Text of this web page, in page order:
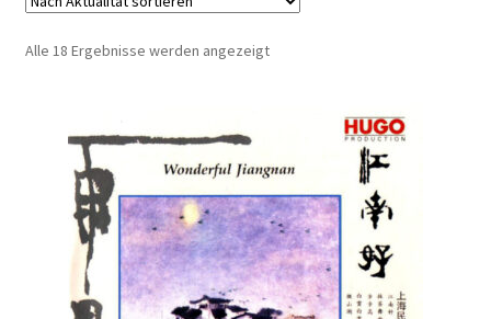
E-Book
Accessoire
Checkout Kasse
My Account
Über uns
Alle 18 Ergebnisse werden angezeigtNach